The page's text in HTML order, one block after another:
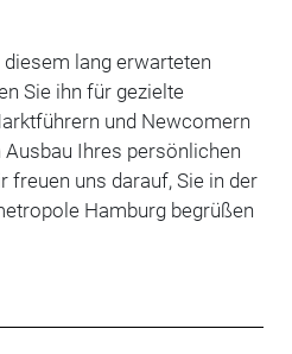
lang erwarteten
Sie ihn für gezielte
und Newcomern
Ihres persönlichen
freuen uns darauf, Sie in der
Hamburg begrüßen